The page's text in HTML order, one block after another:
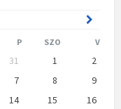
Month
P SZO V
31 1
2
7 8
9
14 15
16